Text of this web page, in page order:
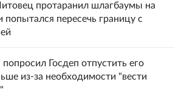
протаранил шлагбаумы на
попытался пересечь границу с
попросил Госдеп отпустить его
из-за необходимости "вести